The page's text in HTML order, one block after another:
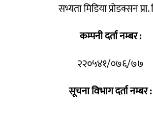
सभ्यता मिडिया प्रोडक्सन
कम्पनी दर्ता नम्बर :
२२०५४१/०७६/७७
सूचना विभाग दर्ता नम्बर :